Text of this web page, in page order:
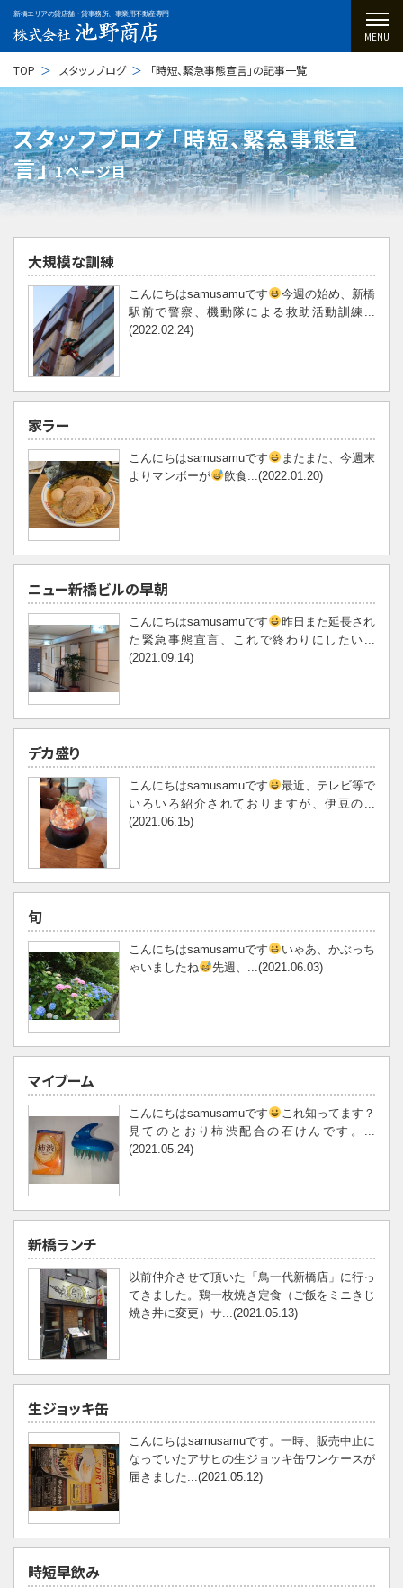
新橋エリアの貸店舗・貸事務所、事業用不動産専門
MENU
TOP スタッフブログ 「時短、緊急事態宣言」の記事一覧
スタッフブログ ｢時短、緊急事態宣
言｣1ページ目
大規模な訓練
こんにちはsamusamuです
今週の始め、新橋
駅前で警察、機動隊による救助活動訓練...
(2022.02.24)
家ラー
こんにちはsamusamuです
またまた、今週末
よりマンボーが
飲食...(2022.01.20)
ニュー新橋ビルの早朝
こんにちはsamusamuです
昨日また延長され
た緊急事態宣言、これで終わりにしたい...
(2021.09.14)
デカ盛り
こんにちはsamusamuです
最近、テレビ等で
いろいろ紹介されておりますが、伊豆の...
(2021.06.15)
旬
こんにちはsamusamuです
いゃあ、かぶっち
ゃいましたね
先週、...(2021.06.03)
マイブーム
こんにちはsamusamuです
これ知ってます？
見てのとおり柿渋配合の石けんです。...
(2021.05.24)
新橋ランチ
以前仲介させて頂いた「鳥一代新橋店」に行っ
てきました。鶏一枚焼き定食（ご飯をミニきじ
焼き丼に変更）サ...(2021.05.13)
生ジョッキ缶
こんにちはsamusamuです。一時、販売中止に
なっていたアサヒの生ジョッキ缶ワンケースが
届きました...(2021.05.12)
時短早飲み